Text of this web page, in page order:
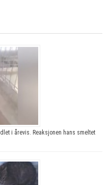
i årevis. Reaksjonen hans smeltet